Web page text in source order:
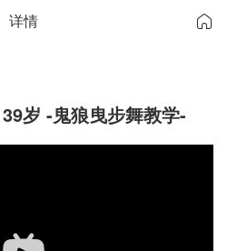
详情
岁 -鬼狼曳步舞教学-